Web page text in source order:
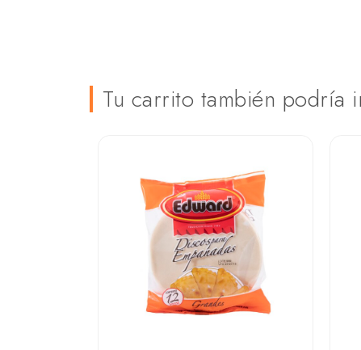
Tu carrito también podría